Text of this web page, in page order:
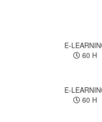
E-
60 H
E-
60 H